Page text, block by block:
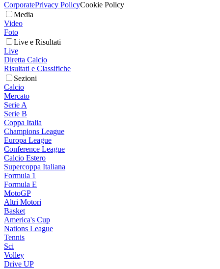
CorporatePrivacy PolicyCookie Policy
Media
Video
Foto
Live e Risultati
Live
Diretta Calcio
Risultati e Classifiche
Sezioni
Calcio
Mercato
Serie A
Serie B
Coppa Italia
Champions League
Europa League
Conference League
Calcio Estero
Supercoppa Italiana
Formula 1
Formula E
MotoGP
Altri Motori
Basket
America's Cup
Nations League
Tennis
Sci
Volley
Drive UP